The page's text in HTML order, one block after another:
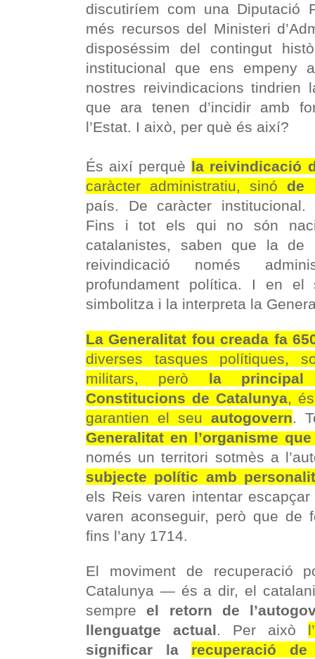
discutiríem com una Diputació
més recursos del Ministeri
disposéssim del contingut
institucional que ens empeny
nostres reivindicacions tindrien
que ara tenen d’incidir amb
l’Estat. I això, per què és així?
És així perquè la reivindicació
caràcter administratiu, sinó de
país. De caràcter institucional.
Fins i tot els qui no són
catalanistes, saben que la de
reivindicació només
profundament política. I en
simbolitza i la interpreta la
La Generalitat fou creada fa
diverses tasques polítiques,
militars, però la
Constitucions de Catalunya,
garantien el seu autogovern.
Generalitat en l’organisme
només un territori sotmès a
subjecte polític amb
els Reis varen intentar
varen aconseguir, però que de
fins l’any 1714.
El moviment de recuperació
Catalunya — és a dir, el
sempreel retorn de
llenguatge actual. Per això l’
significar la recuperació